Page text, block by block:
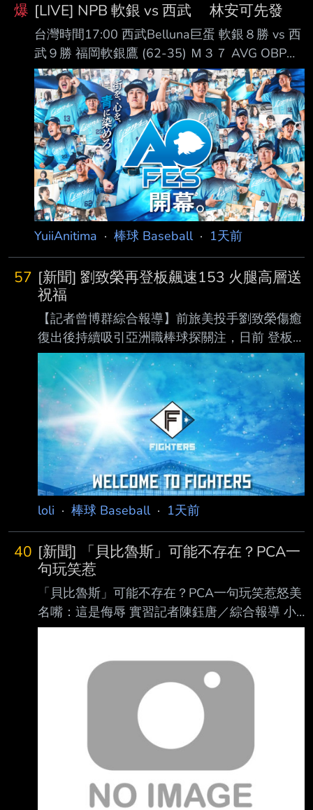
爆 [LIVE] NPB 軟銀 vs 西武 林安可先發
台灣時間17:00 西武Belluna巨蛋 軟銀８勝 vs 西
武９勝 福岡軟銀鷹 (62-35) Ｍ３７ AVG OBP
SLG OPS HR RBI PA １. 正木智也 (R) 1B .282
.382 .519 .900 16 40 283 ２. 周東佑京 (L) CF
.278 .348 .351 .699 1 26 395 ３. 近藤健介 (L)
LF .310 .425 .588 1.013 23 82 409 ４. 栗原陵
矢 (L) 3B .253 .342 .552 .894 30 78
YuiiAnitima · 棒球 Baseball· 1天前
57 [新聞] 劉致榮再登板飆速153 火腿高層送
祝福
【記者曾博群綜合報導】前旅美投手劉致榮傷癒
復出後持續吸引亞洲職棒球探關注，日前 登板
時便有日、韓職多支球隊派員到場觀察，據了解
昨日再度登板，根據現場球探測速， 劉致榮最
快球速達153公里，展現復健後逐步找回球威的
跡象。 劉致榮目前隨著亞運培訓隊移訓，據了
解，近期到場且持續關注的日職球隊包括阪神
虎、 日本火腿鬥士及東北樂天金鷲以及養樂
多；韓職則有樂天巨人等球隊派員到場，顯示劉
致 榮的復出進 度備受亞洲職棒關注。 其中，日
本火腿球團高層岩本賢一表示，球隊確實有在觀
一路
loli · 棒球 Baseball· 1天前
40 [新聞] 「貝比魯斯」可能不存在？PCA一
句玩笑惹
「貝比魯斯」可能不存在？PCA一句玩笑惹怒美
名嘴：這是侮辱 實習記者陳鈺唐／綜合報導 小
熊明星外野手「PCA」阿姆斯壯（Pete Crow-
目中被提及「棒球之神」貝比魯斯（Babe
Ruth）可能根本不存在的荒謬陰謀論時，不但
沒有立即否認，還以玩笑口吻回應「也許」、
「有可能」，這番話也惹怒美國知名體育名嘴
魯索（Christopher Russo），痛批他的言論是
對傳奇球星的侮辱。 阿姆斯壯日前登上卡瓦拉
里（Kristin Cavallari）主持的P